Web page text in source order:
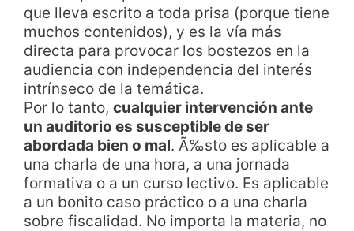
que lleva escrito a toda prisa (porque tiene
muchos contenidos), y es la vía más
directa para provocar los bostezos en la
audiencia con independencia del interés
intrínseco de la temática.
Por lo tanto, cualquier intervención ante
un auditorio es susceptible de ser
abordada bien o mal. Ã‰sto es aplicable a
una charla de una hora, a una jornada
formativa o a un curso lectivo. Es aplicable
a un bonito caso práctico o a una charla
sobre fiscalidad. No importa la materia, no